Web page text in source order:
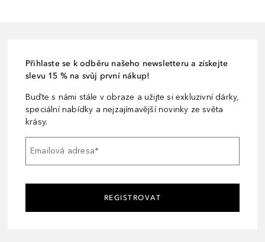
Přihlaste se k odběru našeho newsletteru a získejte
slevu 15 % na svůj první nákup!
Buďte s námi stále v obraze a užijte si exkluzivní dárky,
speciální nabídky a nejzajímavější novinky ze světa
krásy.
Emailová adresa*
REGISTROVAT